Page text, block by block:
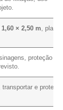
1,60 × 2,50 m, plano
proteção
e proteger